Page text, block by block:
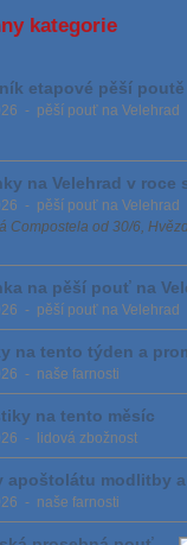
kategorie
etapové pěší
- pěší pouť na Velehrad
na Velehrad v roce
- pěší pouť na Velehrad
Compostela od 30/6,
na pěší pouť na
- pěší pouť na Velehrad
na tento týden a
- naše farnosti
na tento měsíc
- lidová zbožnost
apoštolátu modlitby
- naše farnosti